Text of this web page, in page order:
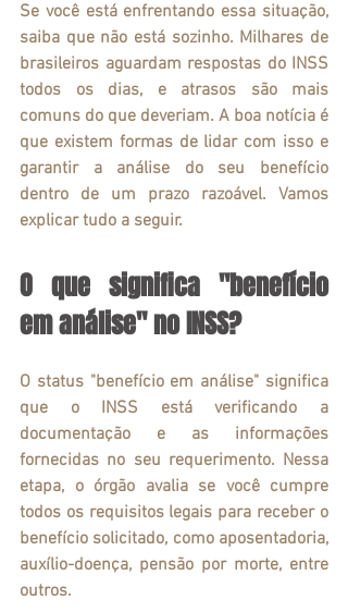
Se você está enfrentando essa situação,
saiba que não está sozinho. Milhares de
brasileiros aguardam respostas do INSS
todos os dias, e atrasos são mais
comuns do que deveriam. A boa notícia é
que existem formas de lidar com isso e
garantir a análise do seu benefício
dentro de um prazo razoável. Vamos
explicar tudo a seguir.
O que significa "benefício
em análise" no INSS?
O status "benefício em análise" significa
que o INSS está verificando a
documentação e as informações
fornecidas no seu requerimento. Nessa
etapa, o órgão avalia se você cumpre
todos os requisitos legais para receber o
benefício solicitado, como aposentadoria,
auxílio-doença, pensão por morte, entre
outros.